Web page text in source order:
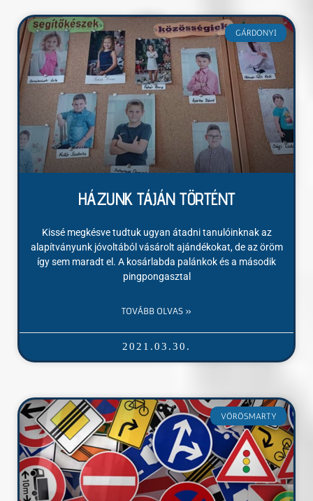
GÁRDONYI
HÁZUNK TÁJÁN TÖRTÉNT
Kissé megkésve tudtuk ugyan átadni tanulóinknak az
alapítványunk jóvoltából vásárolt ajándékokat, de az öröm
így sem maradt el. A kosárlabda palánkok és a második
pingpongasztal
TOVÁBB OLVAS »
2021.03.30.
VÖRÖSMARTY